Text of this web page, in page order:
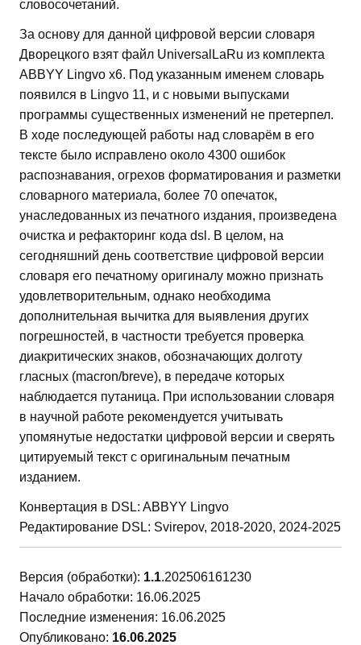
словосочетаний.
За основу для данной цифровой версии словаря
Дворецкого взят файл UniversalLaRu из комплекта
ABBYY Lingvo x6. Под указанным именем словарь
появился в Lingvo 11, и с новыми выпусками
программы существенных изменений не претерпел.
В ходе последующей работы над словарём в его
тексте было исправлено около 4300 ошибок
распознавания, огрехов форматирования и разметки
словарного материала, более 70 опечаток,
унаследованных из печатного издания, произведена
очистка и рефакторинг кода dsl. В целом, на
сегодняшний день соответствие цифровой версии
словаря его печатному оригиналу можно признать
удовлетворительным, однако необходима
дополнительная вычитка для выявления других
погрешностей, в частности требуется проверка
диакритических знаков, обозначающих долготу
гласных (macron/breve), в передаче которых
наблюдается путаница. При использовании словаря
в научной работе рекомендуется учитывать
упомянутые недостатки цифровой версии и сверять
цитируемый текст с оригинальным печатным
изданием.
Конвертация в DSL: ABBYY Lingvo
Редактирование DSL: Svirepov, 2018-2020, 2024-2025
Версия (обработки): 1.1.202506161230
Начало обработки: 16.06.2025
Последние изменения: 16.06.2025
Опубликовано: 16.06.2025